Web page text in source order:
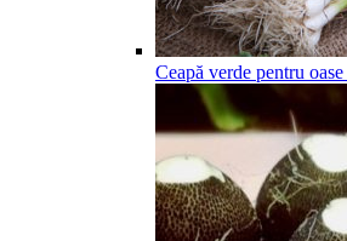
Ceapă verde pentru